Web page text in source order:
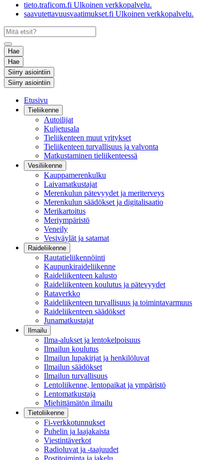
tieto.traficom.fi Ulkoinen verkkopalvelu.
saavutettavuusvaatimukset.fi Ulkoinen verkkopalvelu.
Hae
Hae
Siirry asiointiin
Siirry asiointiin
Etusivu
Tieliikenne
Autoilijat
Kuljetusala
Tieliikenteen muut yritykset
Tieliikenteen turvallisuus ja valvonta
Matkustaminen tieliikenteessä
Vesiliikenne
Kauppamerenkulku
Laivamatkustajat
Merenkulun pätevyydet ja meriterveys
Merenkulun säädökset ja digitalisaatio
Merikartoitus
Meriympäristö
Veneily
Vesiväylät ja satamat
Raideliikenne
Rautatieliikennöinti
Kaupunkiraideliikenne
Raideliikenteen kalusto
Raideliikenteen koulutus ja pätevyydet
Rataverkko
Raideliikenteen turvallisuus ja toimintavarmuus
Raideliikenteen säädökset
Junamatkustajat
Ilmailu
Ilma-alukset ja lentokelpoisuus
Ilmailun koulutus
Ilmailun lupakirjat ja henkilöluvat
Ilmailun säädökset
Ilmailun turvallisuus
Lentoliikenne, lentopaikat ja ympäristö
Lentomatkustaja
Miehittämätön ilmailu
Tietoliikenne
Fi-verkkotunnukset
Puhelin ja laajakaista
Viestintäverkot
Radioluvat ja -taajuudet
Postitoiminta ja jakelu